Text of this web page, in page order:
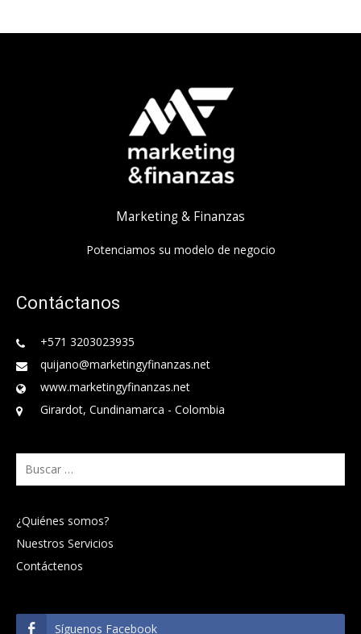
Marketing & Finanzas
Potenciamos su modelo de negocio
Contáctanos
+571 3203023935
quijano@marketingyfinanzas.net
www.marketingyfinanzas.net
Girardot, Cundinamarca - Colombia
Buscar:
¿Quiénes somos?
Nuestros Servicios
Contáctenos
Síguenos Facebook